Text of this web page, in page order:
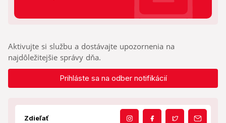
Aktivujte si službu a dostávajte upozornenia na
najdôležitejšie správy dňa.
Prihláste sa na odber notifikácií
Zdieľať